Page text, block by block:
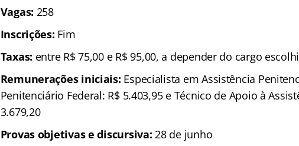
Vagas: 258
Inscrições: Fim
Taxas: entre R$ 75,00 e R$ 95,00, a depender do cargo
Remunerações iniciais: Especialista em Assistência
Penitenciário Federal: R$ 5.403,95 e Técnico de Apoio à
3.679,20
Provas objetivas e discursiva: 28 de junho